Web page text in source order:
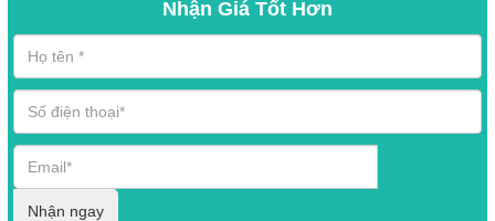
Nhận Giá Tốt Hơn
Nhận ngay